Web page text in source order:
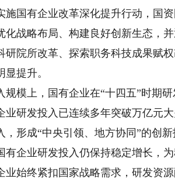
施国有企业改革深化提升行动，国
化战略布局、构建良好创新生态，
研院所改革、探索职务科技成果赋
提升。
上，国有企业在“十四五”时期研
业研发投入已连续多年突破万亿元
，形成“中央引领、地方协同”的创
有企业研发投入仍保持稳定增长，
业始终紧扣国家战略需求，研发资